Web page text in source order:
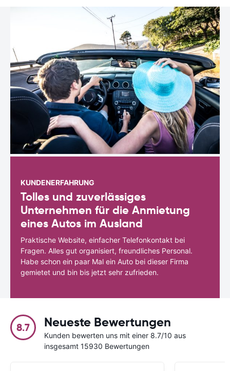
KUNDENERFAHRUNG
Tolles und zuverlässiges
Unternehmen für die Anmietung
eines Autos im Ausland
Praktische Website, einfacher Telefonkontakt bei
Fragen. Alles gut organisiert, freundliches Personal.
Habe schon ein paar Mal ein Auto bei dieser Firma
gemietet und bin bis jetzt sehr zufrieden.
8.7 Neueste Bewertungen
Kunden bewerten uns mit einer 8.7/10 aus
insgesamt 15930 Bewertungen